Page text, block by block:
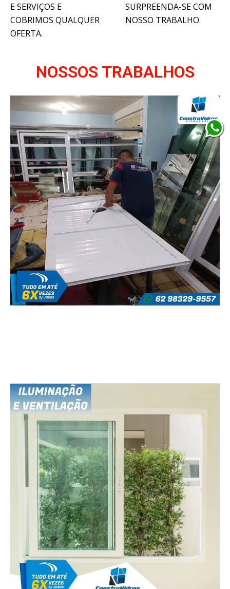
E SERVIÇOS E
COBRIMOS QUALQUER
OFERTA.
SURPREENDA-SE COM
NOSSO TRABALHO.
NOSSOS TRABALHOS